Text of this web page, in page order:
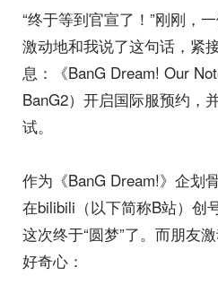
“终于等到官宣了！”刚刚，
激动地和我说了这句话，紧
息：《BanG Dream! Our
BanG2）开启国际服预约，
试。
作为《BanG Dream!》企划
在bilibili（以下简称B站）创
这次终于“圆梦”了。而朋友
好奇心：